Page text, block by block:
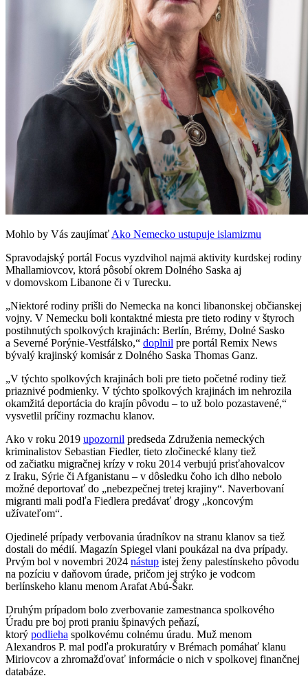
Mohlo by Vás zaujímať Ako Nemecko ustupuje islamizmu
Spravodajský portál Focus vyzdvihol najmä aktivity kurdskej rodiny
Mhallamiovcov, ktorá pôsobí okrem Dolného Saska aj
v domovskom Libanone či v Turecku.
„Niektoré rodiny prišli do Nemecka na konci libanonskej občianskej
vojny. V Nemecku boli kontaktné miesta pre tieto rodiny v štyroch
postihnutých spolkových krajinách: Berlín, Brémy, Dolné Sasko
a Severné Porýnie-Vestfálsko,“ doplnil pre portál Remix News
bývalý krajinský komisár z Dolného Saska Thomas Ganz.
„V týchto spolkových krajinách boli pre tieto početné rodiny tiež
priaznivé podmienky. V týchto spolkových krajinách im nehrozila
okamžitá deportácia do krajín pôvodu – to už bolo pozastavené,“
vysvetlil príčiny rozmachu klanov.
Ako v roku 2019 upozornil predseda Združenia nemeckých
kriminalistov Sebastian Fiedler, tieto zločinecké klany tiež
od začiatku migračnej krízy v roku 2014 verbujú prisťahovalcov
z Iraku, Sýrie či Afganistanu – v dôsledku čoho ich dlho nebolo
možné deportovať do „nebezpečnej tretej krajiny“. Naverbovaní
migranti mali podľa Fiedlera predávať drogy „koncovým
užívateľom“.
Ojedinelé prípady verbovania úradníkov na stranu klanov sa tiež
dostali do médií. Magazín Spiegel vlani poukázal na dva prípady.
Prvým bol v novembri 2024 nástup istej ženy palestínskeho pôvodu
na pozíciu v daňovom úrade, pričom jej strýko je vodcom
berlínskeho klanu menom Arafat Abú-Šakr.
Druhým prípadom bolo zverbovanie zamestnanca spolkového
Úradu pre boj proti praniu špinavých peňazí,
ktorý podlieha spolkovému colnému úradu. Muž menom
Alexandros P. mal podľa prokuratúry v Brémach pomáhať klanu
Miriovcov a zhromažďovať informácie o nich v spolkovej finančnej
databáze.